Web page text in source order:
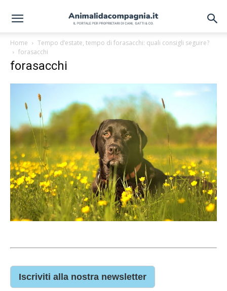
Home
Tempo d’estate, tempo di forasacchi: quali consigli seguire?
forasacchi
forasacchi
Iscriviti alla nostra newsletter